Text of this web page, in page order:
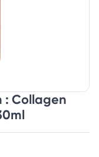
: Collagen